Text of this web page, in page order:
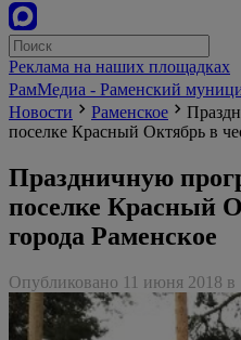
Реклама на наших площадках
РамМедиа - Раменский
Новости
Раменское
поселке Красный Октябрь в
Праздничную
поселке Красный
города Раменское
Опубликовано 11 июня 2018 в